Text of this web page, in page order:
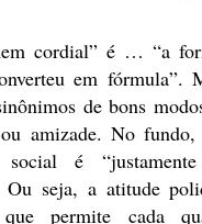
cordial” é … “a
em fórmula”.
de bons
amizade. No
social é
Ou seja, a atitude
permite cada